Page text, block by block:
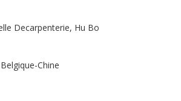
Decarpenterie, Hu Bo
Chine